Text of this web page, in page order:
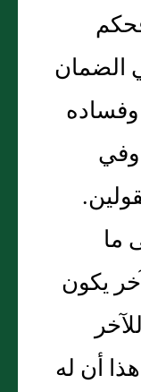
الضمان
وفي
ما
يكون
أن له